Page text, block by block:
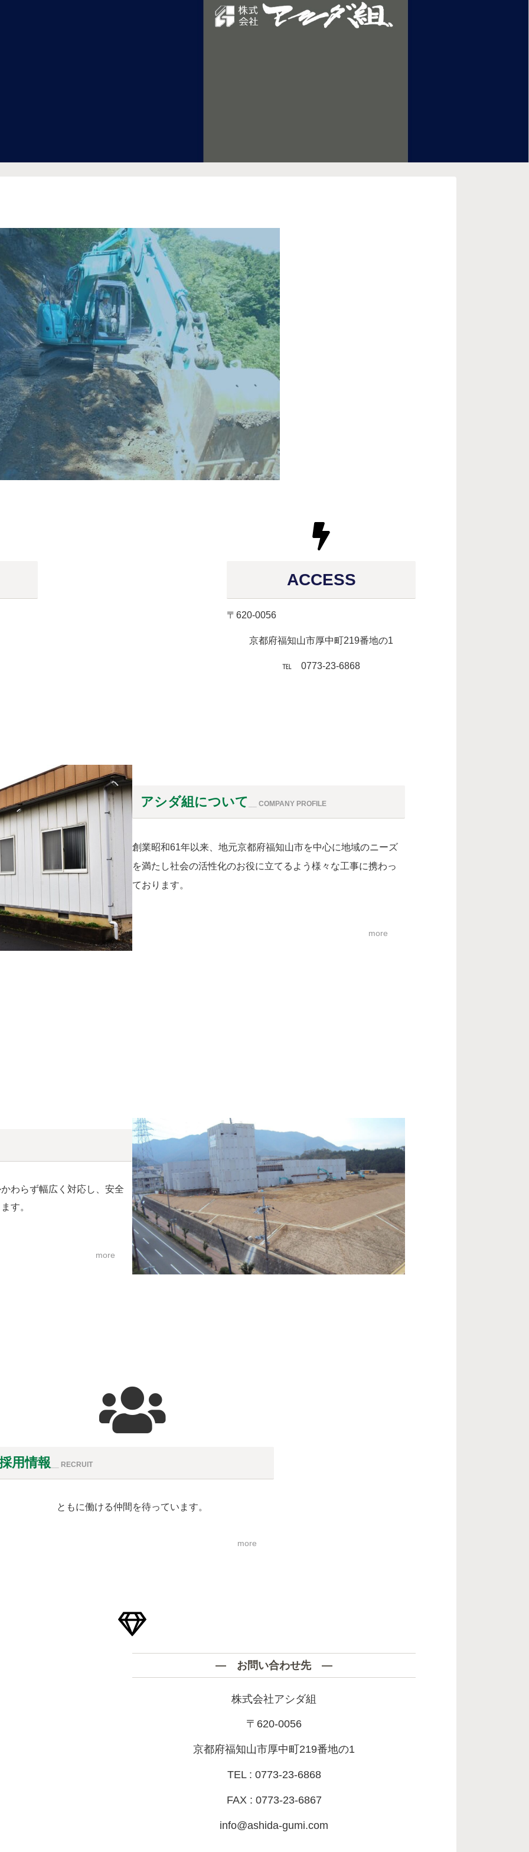
ACCESS
〒620-0056
京都府福知山市厚中町219番地の1
℡ 0773-23-6868
アシダ組について __ COMPANY PROFILE
創業昭和61年以来、地元京都府福知山市を中心に地域のニーズ
を満たし社会の活性化のお役に立てるよう様々な工事に携わっ
ております。
more
わらず幅広く対応し、安全
す。
more
用情報 __ RECRUIT
ともに働ける仲間を待っています。
more
― お問い合わせ先 ―
株式会社アシダ組
〒620-0056
京都府福知山市厚中町219番地の1
TEL : 0773-23-6868
FAX : 0773-23-6867
info@ashida-gumi.com